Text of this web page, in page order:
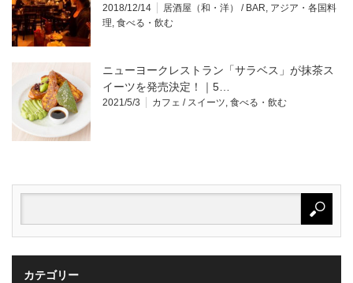
2018/12/14 居酒屋（和・洋） / BAR, アジア・各国料
理, 食べる・飲む
ニューヨークレストラン「サラベス」が抹茶ス
イーツを発売決定！｜5…
2021/5/3 カフェ / スイーツ, 食べる・飲む
カテゴリー